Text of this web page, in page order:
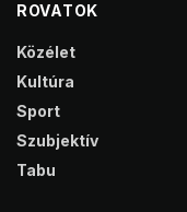
ROVATOK
Közélet
Kultúra
Sport
Szubjektív
Tabu